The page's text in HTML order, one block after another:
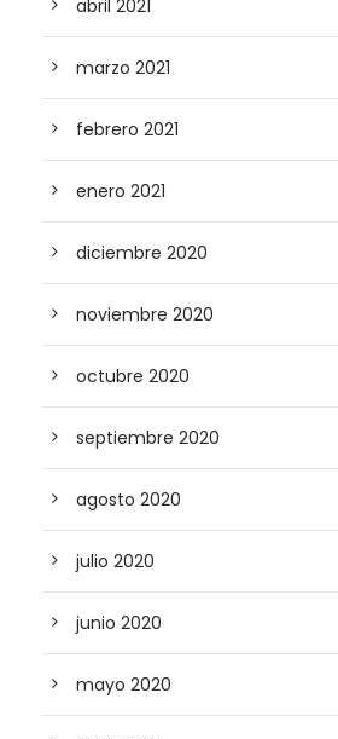
abril 2021
marzo 2021
febrero 2021
enero 2021
diciembre 2020
noviembre 2020
octubre 2020
septiembre 2020
agosto 2020
julio 2020
junio 2020
mayo 2020